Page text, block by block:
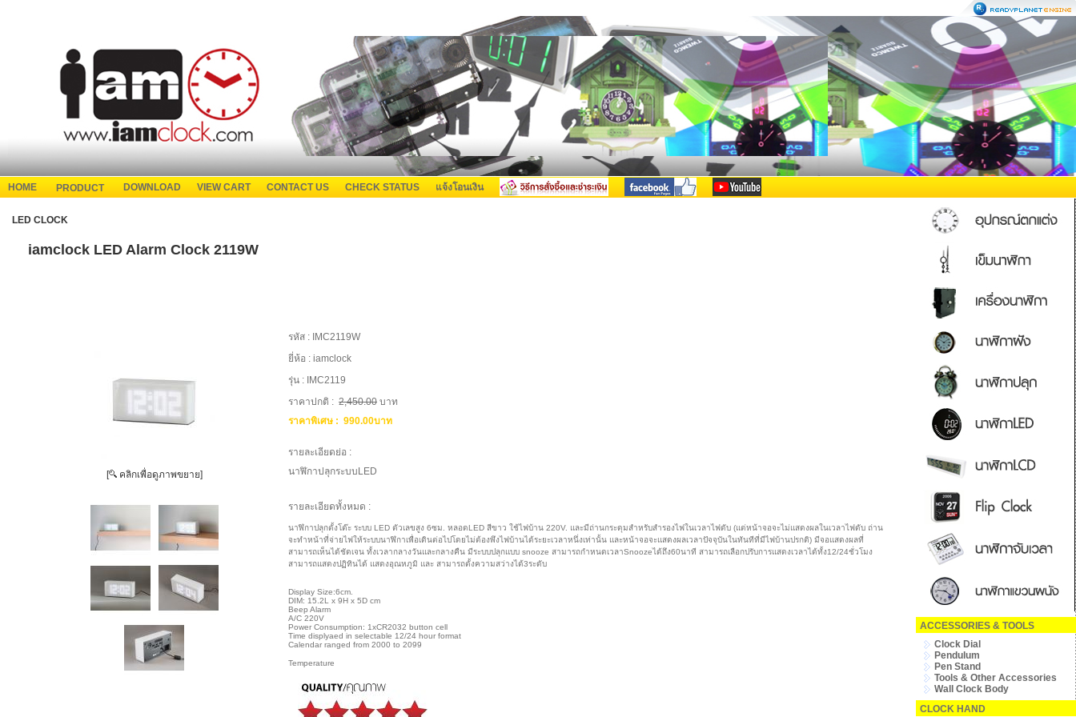
HOME PRODUCT DOWNLOAD VIEW CART CONTACT US CHECK STATUS แจ้งโอนเงิน
LED CLOCK
iamclock LED Alarm Clock 2119W
[ คลิกเพื่อดูภาพขยาย]
รหัส : IMC2119W
ยี่ห้อ : iamclock
รุ่น : IMC2119
ราคาปกติ : 2,450.00 บาท
ราคาพิเศษ : 990.00บาท
รายละเอียดย่อ :
นาฬิกาปลุกระบบLED
รายละเอียดทั้งหมด :
นาฬิกาปลุกตั้งโต๊ะ ระบบ LED ตัวเลขสูง 6ซม. หลอดLED สีขาว ใช้ไฟบ้าน 220V. และมีถ่านกระดุมสำหรับสำรองไฟในเวลาไฟดับ (แต่หน้าจอจะไม่แสดงผลในเวลาไฟดับ ถ่าน
จะทำหน้าที่จ่ายไฟให้ระบบนาฬิกาเพื่อเดินต่อไปโดยไม่ต้องพึงไฟบ้านได้ระยะเวลาหนึ่งเท่านั้น และหน้าจอจะแสดงผลเวลาปัจจุบันในทันทีที่มีไฟบ้านปรกติ) มีจอแสดงผลที่
สามารถเห็นได้ชัดเจน ทั้งเวลากลางวันและกลางคืน มีระบบปลุกแบบ snooze สามารถกำหนดเวลาSnoozeได้ถึง60นาที สามารถเลือกปรับการแสดงเวลาได้ทั้ง12/24ชั่วโมง
สามารถแสดงปฏิทินได้ แสดงอุณหภูมิ และ สามารถตั้งความสว่างได้3ระดับ
Display Size:6cm.
DIM: 15.2L x 9H x 5D cm
Beep Alarm
A/C 220V
Power Consumption: 1xCR2032 button cell
Time displyaed in selectable 12/24 hour format
Calendar ranged from 2000 to 2099
Temperature
ACCESSORIES & TOOLS
Clock Dial
Pendulum
Pen Stand
Tools & Other Accessories
Wall Clock Body
CLOCK HAND